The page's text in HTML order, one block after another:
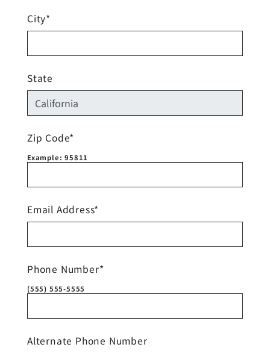
City*
State
Zip Code*
Example: 95811
Email Address*
Phone Number*
(555) 555-5555
Alternate Phone Number